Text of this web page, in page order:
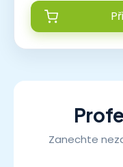
Zanechte